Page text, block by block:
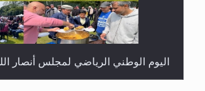
اليوم الوطني الرياضي لمجلس أنصار